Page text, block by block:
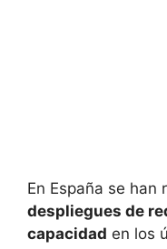
En España se han
despliegues de
capacidad en los